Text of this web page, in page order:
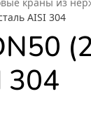
AISI 304
304